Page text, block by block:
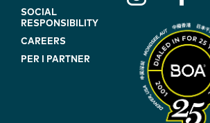
(ON
BLUE)
SOCIAL
RESPONSIBILITY
CAREERS
PER I PARTNER